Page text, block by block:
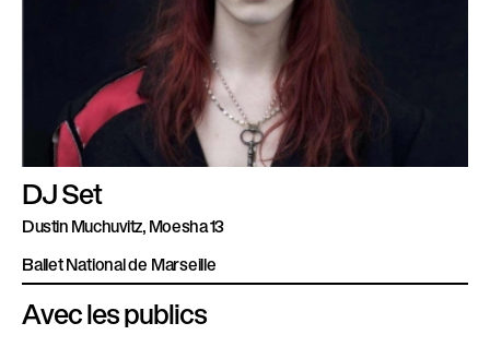
DJ Set
Dustin Muchuvitz, Moesha 13
Ballet National de Marseille
Avec les publics